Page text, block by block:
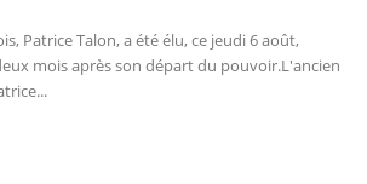
Patrice Talon, a été élu, ce jeudi 6 août,
mois après son départ du pouvoir.L'ancien